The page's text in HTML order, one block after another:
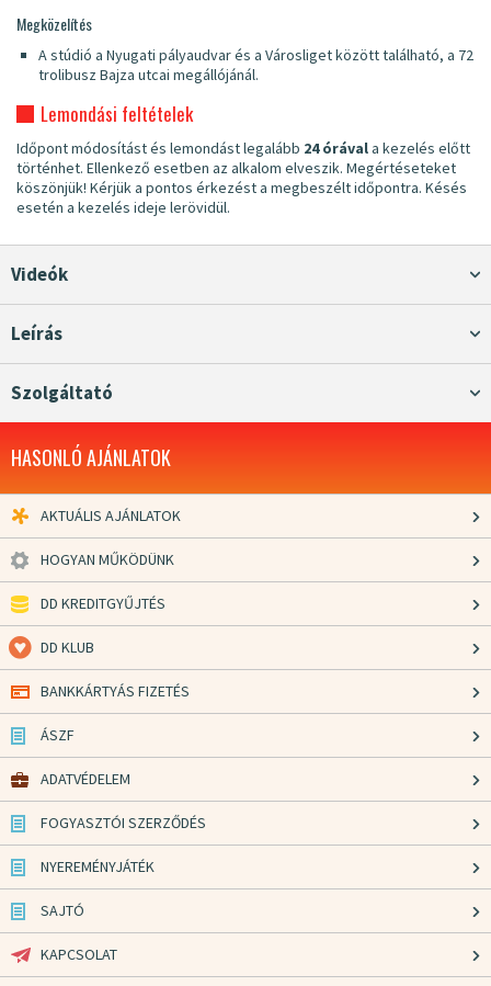
Megközelítés
A stúdió a Nyugati pályaudvar és a Városliget között található, a 72
trolibusz Bajza utcai megállójánál.
Lemondási feltételek
Időpont módosítást és lemondást legalább 24 órávala kezelés előtt
történhet. Ellenkező esetben az alkalom elveszik. Megértéseteket
köszönjük! Kérjük a pontos érkezést a megbeszélt időpontra. Késés
esetén a kezelés ideje lerövidül.
Videók
Leírás
Szolgáltató
HASONLÓ AJÁNLATOK
AKTUÁLIS AJÁNLATOK
HOGYAN MŰKÖDÜNK
DD KREDITGYŰJTÉS
DD KLUB
BANKKÁRTYÁS FIZETÉS
ÁSZF
ADATVÉDELEM
FOGYASZTÓI SZERZŐDÉS
NYEREMÉNYJÁTÉK
SAJTÓ
KAPCSOLAT